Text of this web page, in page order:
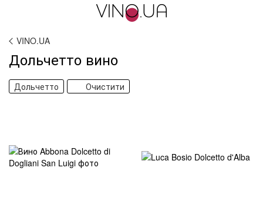
VINO.UA
Дольчетто вино
Дольчетто Очистити